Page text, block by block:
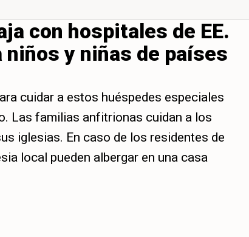
con hospitales de EE.
y niñas de países
cuidar a estos huéspedes especiales
Las familias anfitrionas cuidan a los
iglesias. En caso de los residentes de
local pueden albergar en una casa